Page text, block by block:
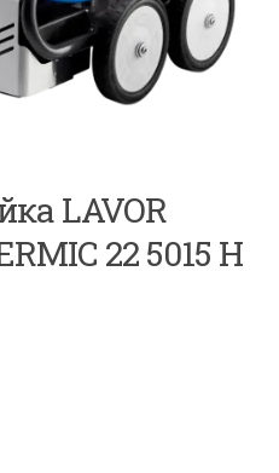
LAVOR
22 5015 H